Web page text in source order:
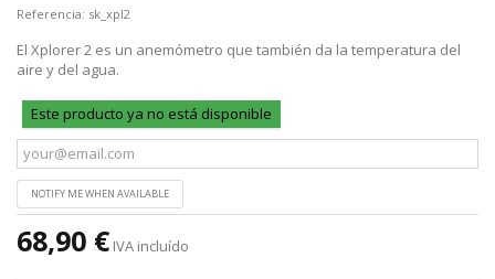
Referencia: sk_xpl2
El Xplorer 2 es un anemómetro que también da la temperatura del
aire y del agua.
Este producto ya no está disponible
NOTIFY ME WHEN AVAILABLE
68,90 € IVA incluído